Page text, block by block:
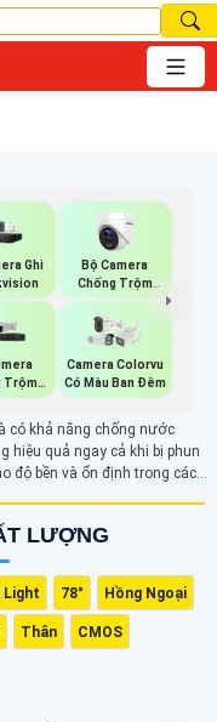
Ghi
Bộ Camera
Chống Trộm
Hikvision
Trộm
Camera Colorvu
Có Màu Ban Đêm
có khả năng chống nước
hiệu quả ngay cả khi bị phun
độ bền và ổn định trong các
LƯỢNG
Light 78° Hồng Ngoại
Thân CMOS